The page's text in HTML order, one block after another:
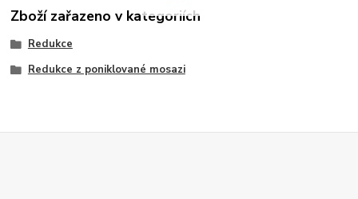
Zboží zařazeno v kategoriích
Redukce
Redukce z poniklované mosazi